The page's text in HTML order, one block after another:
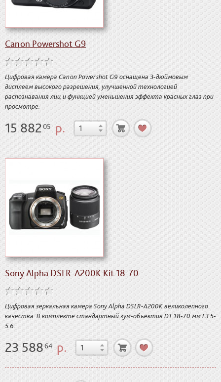
Canon Powershot G9
Цифровая камера Canon Powershot G9 оснащена 3-дюймовым
дисплеем высокого разрешения, улучшенной технологией
распознавания лиц и функцией уменьшения эффекта красных глаз при
просмотре.
15 88205 р.
Sony Alpha DSLR-A200K Kit 18-70
Цифровая зеркальная камера Sony Alpha DSLR-A200K великолепного
качества. В комплекте стандартный зум-объектив DT 18-70 мм F3.5-
5.6.
23 58864 р.